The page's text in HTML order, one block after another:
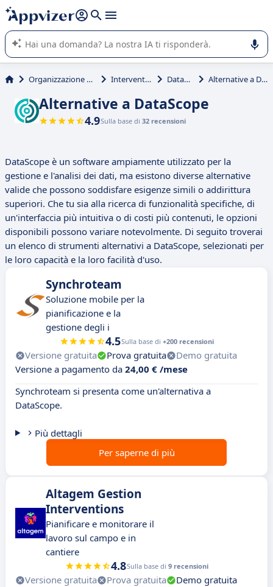
righe con
shift + enter
L'IA di Appvizer vi guida nell'utilizzo o nella scelta di un
software SaaS per la vostra azienda.
Organizzazione & planning Interventi tecnici DataScope Alternative a DataScope
Alternative a DataScope
4.9Sulla base di 32 recensioni
DataScope è un software ampiamente utilizzato per la
gestione e l'analisi dei dati, ma esistono diverse alternative
valide che possono soddisfare esigenze simili o addirittura
superiori. Che tu sia alla ricerca di funzionalità specifiche, di
un'interfaccia più intuitiva o di costi più contenuti, le opzioni
disponibili possono variare notevolmente. Di seguito troverai
un elenco di strumenti alternativi a DataScope, selezionati per
le loro capacità e la loro facilità d'uso.
Synchroteam
Soluzione mobile per la
pianificazione e la
gestione degli i
4.5Sulla base di +200 recensioni
Versione gratuita Prova gratuita
Demo gratuita
Versione a pagamento da 24,00 € /mese
Synchroteam si presenta come un'alternativa a
DataScope.
Più dettagli
Per saperne di più
Altagem Gestion
Interventions
Pianificare e monitorare il
lavoro sul campo e in
cantiere
4.8Sulla base di 9 recensioni
Versione gratuita Prova gratuita
Demo gratuita